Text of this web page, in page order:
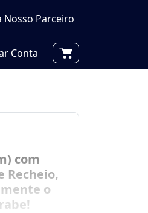
Nosso Parceiro
Conta
com
Recheio,
o